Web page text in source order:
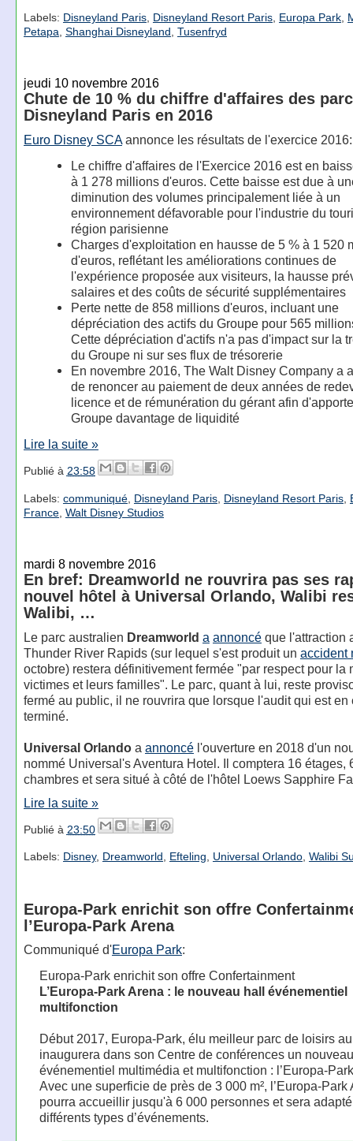
Labels: Disneyland Paris, Disneyland Resort Paris, Europa Park,
Petapa Shanghai Disneyland Tusenfryd
jeudi 10 novembre 2016
Chute de 10 % du chiffre d'affaires des
Disneyland Paris en 2016
Euro Disney SCAannonce les résultats de l'exercice 2016:
Le chiffre d'affaires de l'Exercice 2016 est en
à 1 278 millions d'euros. Cette baisse est due à
diminution des volumes principalement liée à un
environnement défavorable pour l'industrie du
région parisienne
Charges d'exploitation en hausse de 5 % à 1 520
d'euros, reflétant les améliorations continues de
l'expérience proposée aux visiteurs, la hausse
salaires et des coûts de sécurité supplémentaires
Perte nette de 858 millions d'euros, incluant une
dépréciation des actifs du Groupe pour 565
Cette dépréciation d'actifs n'a pas d'impact sur la
du Groupe ni sur ses flux de trésorerie
En novembre 2016, The Walt Disney Company a
de renoncer au paiement de deux années de
licence et de rémunération du gérant afin
Groupe davantage de liquidité
Lire la suite »
Publié à 23:58
Labels: communiqué, Disneyland Paris, Disneyland Resort Paris,
France, Walt Disney Studios
mardi 8 novembre 2016
En bref: Dreamworld ne rouvrira pas ses
nouvel hôtel à Universal Orlando, Walibi
Walibi, …
Le parc australien Dreamworld a annoncéque l'attraction
Thunder River Rapids (sur lequel s'est produit un accident
octobre) restera définitivement fermée "par respect pour la
victimes et leurs familles". Le parc, quant à lui, reste
fermé au public, il ne rouvrira que lorsque l'audit qui est en
terminé.
Universal Orlandoa annoncél'ouverture en 2018 d'un
nommé Universal's Aventura Hotel. Il comptera 16 étages,
chambres et sera situé à côté de l'hôtel Loews Sapphire
Lire la suite »
Publié à 23:50
Labels: Disney, Dreamworld, Efteling, Universal Orlando, Walibi
Europa-Park enrichit son offre
l’Europa-Park Arena
Communiqué d'Europa Park:
Europa-Park enrichit son offre Confertainment
L’Europa-Park Arena : le nouveau hall événementiel
multifonction
Début 2017, Europa-Park, élu meilleur parc de loisirs
inaugurera dans son Centre de conférences un
événementiel multimédia et multifonction : l’Europa-
Avec une superficie de près de 3 000 m², l’Europa-Park
pourra accueillir jusqu'à 6 000 personnes et sera
différents types d’événements.